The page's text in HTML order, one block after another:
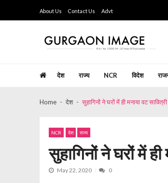
navigation
content
About Us Contact Us Advt
देश राज्य NCR विदेश
Home देश सुहागिनों ने घरों में ही मनाया वट सावित्री
NCR देश राज्य
सुहागिनों ने घरों में ही
May 22, 2020 0